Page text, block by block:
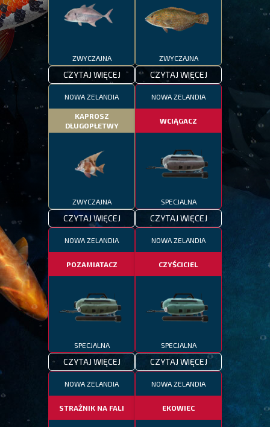
ZWYCZAJNA
CZYTAJ WIĘCEJ
ZWYCZAJNA
CZYTAJ WIĘCEJ
NOWA ZELANDIA
KAPROSZ
DŁUGOPŁETWY
ZWYCZAJNA
CZYTAJ WIĘCEJ
NOWA ZELANDIA
WCIĄGACZ
SPECJALNA
CZYTAJ WIĘCEJ
NOWA ZELANDIA
POZAMIATACZ
SPECJALNA
CZYTAJ WIĘCEJ
NOWA ZELANDIA
CZYŚCICIEL
SPECJALNA
CZYTAJ WIĘCEJ
NOWA ZELANDIA
STRAŻNIK NA FALI
NOWA ZELANDIA
EKOWIEC